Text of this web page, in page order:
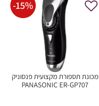
-15%
מכונת תספורת מקצועית פנסוניק
PANASONIC ER-GP707